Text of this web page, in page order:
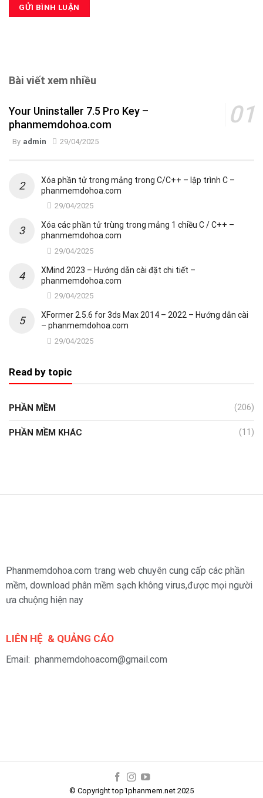
Bài viết xem nhiều
Your Uninstaller 7.5 Pro Key –
phanmemdohoa.com
By admin 29/04/2025
Xóa phần tử trong mảng trong C/C++ – lập trình C –
phanmemdohoa.com
29/04/2025
Xóa các phần tử trùng trong mảng 1 chiều C / C++ –
phanmemdohoa.com
29/04/2025
XMind 2023 – Hướng dẫn cài đặt chi tiết –
phanmemdohoa.com
29/04/2025
XFormer 2.5.6 for 3ds Max 2014 – 2022 – Hướng dẫn cài
– phanmemdohoa.com
29/04/2025
Read by topic
PHẦN MỀM (206)
PHẦN MỀM KHÁC (11)
Phanmemdohoa.com trang web chuyên cung cấp các phần
mềm, download phân mềm sạch không virus,được mọi người
ưa chuộng hiện nay
LIÊN HỆ & QUẢNG CÁO
Email: phanmemdohoacom@gmail.com
© Copyright top1phanmem.net 2025